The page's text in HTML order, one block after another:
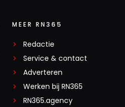
MEER RN365
Redactie
Service & contact
Adverteren
Werken bij RN365
RN365.agency